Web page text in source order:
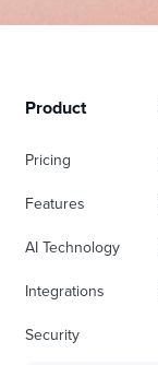
Product
Pricing
Features
AI Technology
Integrations
Security